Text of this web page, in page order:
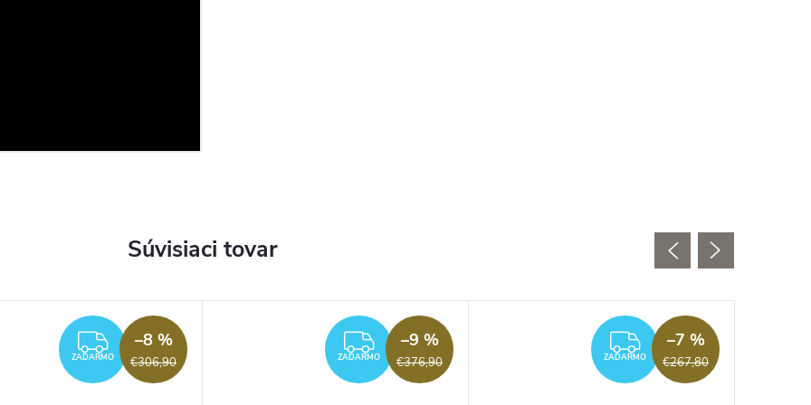
Súvisiaci tovar
ZADARMO
ZADARMO €306,90
–8 % ZADARMO
ZADARMO €376,90
–9 % ZADARMO
ZADARMO €267,80
–7 %